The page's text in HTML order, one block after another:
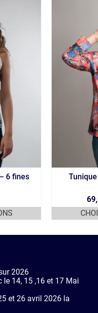
6 fines
2026
le 14, 15 ,16 et 17 Mai
et 26 avril 2026 la